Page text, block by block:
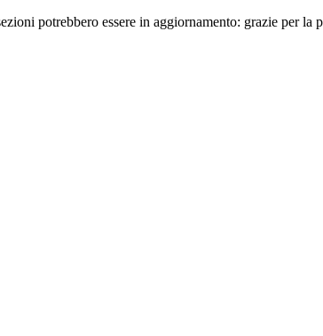
potrebbero essere in aggiornamento: grazie per la